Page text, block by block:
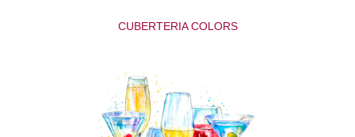
CUBERTERIA COLORS